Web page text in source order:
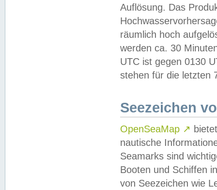
Auflösung. Das
räumlich hoch
werden ca. 30
UTC ist gegen 0130
stehen für die letzten
Seezeichen
OpenSeaMap ↗
nautische
Seamarks sind
Booten und Schiffen
von Seezeichen wie